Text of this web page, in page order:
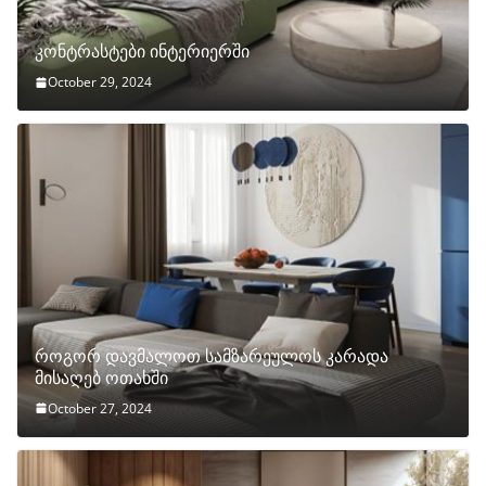
კონტრასტები ინტერიერში
October 29, 2024
როგორ დავმალოთ სამზარეულოს კარადა
მისაღებ ოთახში
October 27, 2024